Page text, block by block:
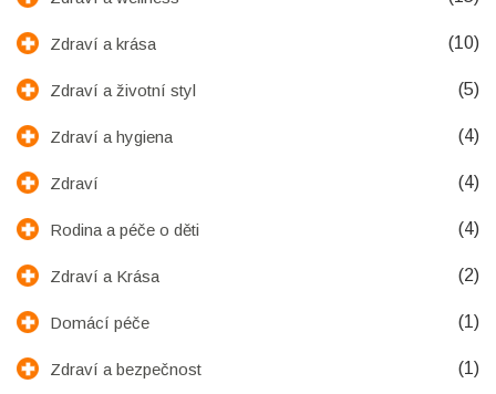
Zdraví a krása (10)
Zdraví a životní styl (5)
Zdraví a hygiena (4)
Zdraví (4)
Rodina a péče o děti (4)
Zdraví a Krása (2)
Domácí péče (1)
Zdraví a bezpečnost (1)